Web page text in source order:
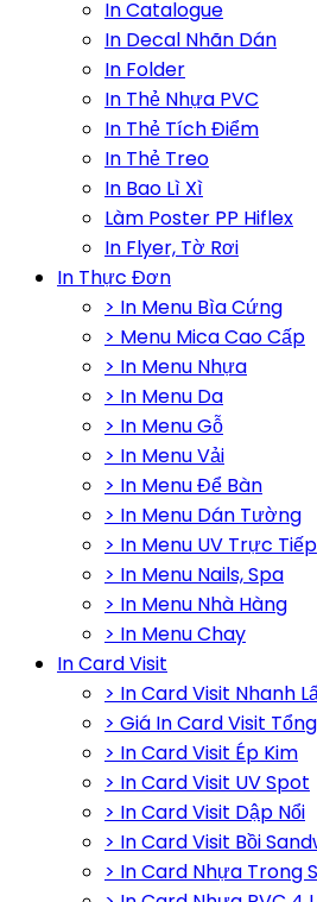
In Catalogue
In Decal Nhãn Dán
In Folder
In Thẻ Nhựa PVC
In Thẻ Tích Điểm
In Thẻ Treo
In Bao Lì Xì
Làm Poster PP Hiflex
In Flyer, Tờ Rơi
In Thực Đơn
> In Menu Bìa Cứng
> Menu Mica Cao Cấp
> In Menu Nhựa
> In Menu Da
> In Menu Gỗ
> In Menu Vải
> In Menu Để Bàn
> In Menu Dán Tường
> In Menu UV Trực Tiếp
> In Menu Nails, Spa
> In Menu Nhà Hàng
> In Menu Chay
In Card Visit
> In Card Visit Nhanh
> Giá In Card Visit
> In Card Visit Ép Kim
> In Card Visit UV Spot
> In Card Visit Dập Nổi
> In Card Visit Bồi
> In Card Nhựa Trong